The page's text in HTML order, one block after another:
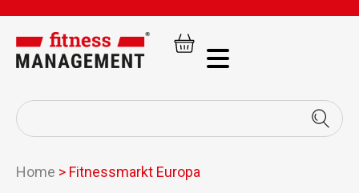
Home > Fitnessmarkt Europa